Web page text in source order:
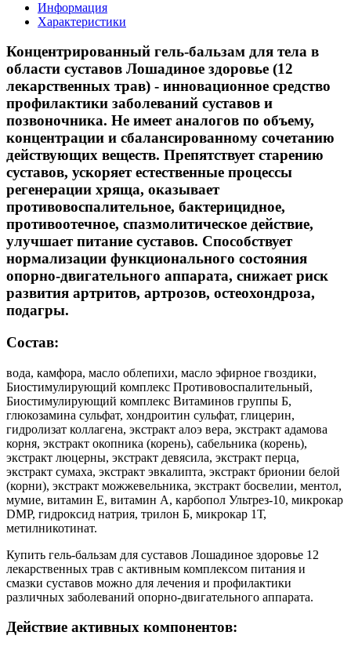
Информация
Характеристики
Концентрированный гель-бальзам для тела в
области суставов Лошадиное здоровье (12
лекарственных трав) - инновационное средство
профилактики заболеваний суставов и
позвоночника. Не имеет аналогов по объему,
концентрации и сбалансированному сочетанию
действующих веществ. Препятствует старению
суставов, ускоряет естественные процессы
регенерации хряща, оказывает
противовоспалительное, бактерицидное,
противоотечное, спазмолитическое действие,
улучшает питание суставов. Способствует
нормализации функционального состояния
опорно-двигательного аппарата, снижает риск
развития артритов, артрозов, остеохондроза,
подагры.
Состав:
вода, камфора, масло облепихи, масло эфирное гвоздики,
Биостимулирующий комплекс Противовоспалительный,
Биостимулирующий комплекс Витаминов группы Б,
глюкозамина сульфат, хондроитин сульфат, глицерин,
гидролизат коллагена, экстракт алоэ вера, экстракт адамова
корня, экстракт окопника (корень), сабельника (корень),
экстракт люцерны, экстракт девясила, экстракт перца,
экстракт сумаха, экстракт эвкалипта, экстракт брионии белой
(корни), экстракт можжевельника, экстракт босвелии, ментол,
мумие, витамин Е, витамин А, карбопол Ультрез-10, микрокар
DМР, гидроксид натрия, трилон Б, микрокар 1Т,
метилникотинат.
Купить гель-бальзам для суставов Лошадиное здоровье 12
лекарственных трав с активным комплексом питания и
смазки суставов можно для лечения и профилактики
различных заболеваний опорно-двигательного аппарата.
Действие активных компонентов: